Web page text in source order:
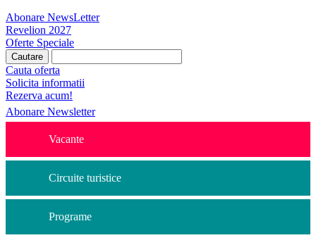
Abonare NewsLetter
Revelion 2027
Oferte Speciale
Cauta oferta
Solicita informatii
Rezerva acum!
Abonare Newsletter
Vacante
Circuite turistice
Programe